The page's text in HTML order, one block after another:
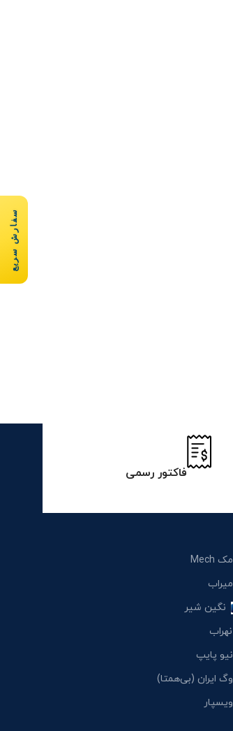
فاکتور رسمی
مک Mech
میراب
نگین شیر
نهراب
نیو پایپ
وگ ایران (بی‌همتا)
ویسپار
سفارش سریع